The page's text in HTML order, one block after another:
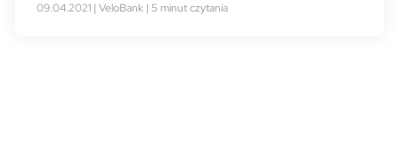
09.04.2021 | VeloBank | 5 minut czytania